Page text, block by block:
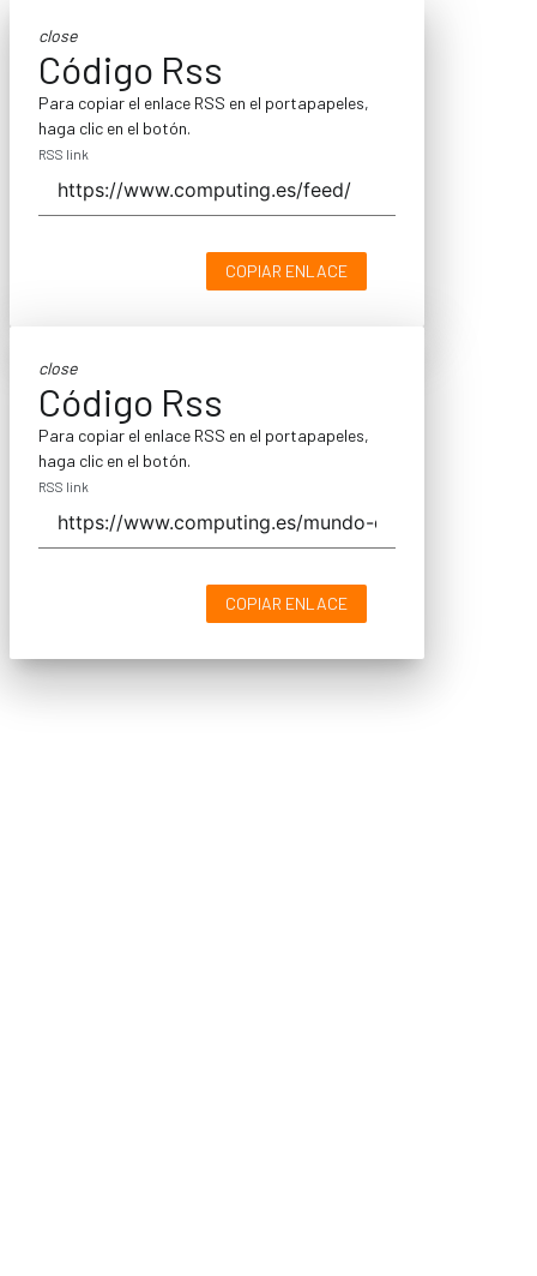
close
Código Rss
Para copiar el enlace RSS en el portapapeles,
haga clic en el botón.
RSS link
COPIAR ENLACE
close
Código Rss
Para copiar el enlace RSS en el portapapeles,
haga clic en el botón.
RSS link
COPIAR ENLACE